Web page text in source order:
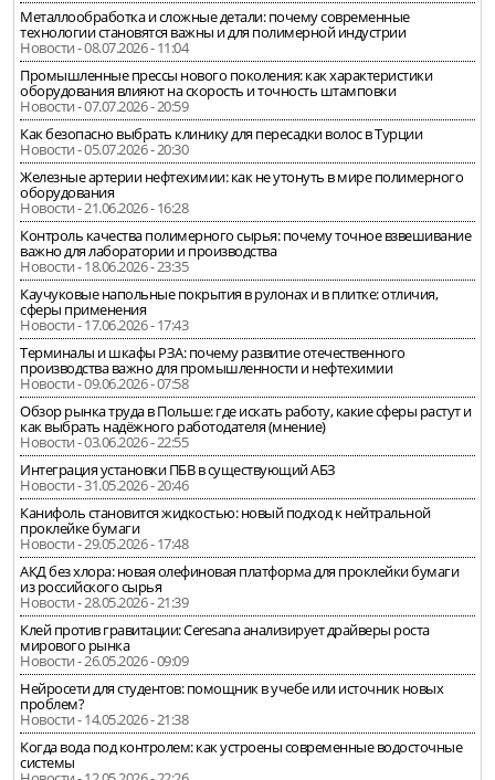
Металлообработка и сложные детали: почему современные
технологии становятся важны и для полимерной индустрии
Новости - 08.07.2026 - 11:04
Промышленные прессы нового поколения: как характеристики
оборудования влияют на скорость и точность штамповки
Новости - 07.07.2026 - 20:59
Как безопасно выбрать клинику для пересадки волос в Турции
Новости - 05.07.2026 - 20:30
Железные артерии нефтехимии: как не утонуть в мире полимерного
оборудования
Новости - 21.06.2026 - 16:28
Контроль качества полимерного сырья: почему точное взвешивание
важно для лаборатории и производства
Новости - 18.06.2026 - 23:35
Каучуковые напольные покрытия в рулонах и в плитке: отличия,
сферы применения
Новости - 17.06.2026 - 17:43
Терминалы и шкафы РЗА: почему развитие отечественного
производства важно для промышленности и нефтехимии
Новости - 09.06.2026 - 07:58
Обзор рынка труда в Польше: где искать работу, какие сферы растут и
как выбрать надёжного работодателя (мнение)
Новости - 03.06.2026 - 22:55
Интеграция установки ПБВ в существующий АБЗ
Новости - 31.05.2026 - 20:46
Канифоль становится жидкостью: новый подход к нейтральной
проклейке бумаги
Новости - 29.05.2026 - 17:48
АКД без хлора: новая олефиновая платформа для проклейки бумаги
из российского сырья
Новости - 28.05.2026 - 21:39
Клей против гравитации: Ceresana анализирует драйверы роста
мирового рынка
Новости - 26.05.2026 - 09:09
Нейросети для студентов: помощник в учебе или источник новых
проблем?
Новости - 14.05.2026 - 21:38
Когда вода под контролем: как устроены современные водосточные
системы